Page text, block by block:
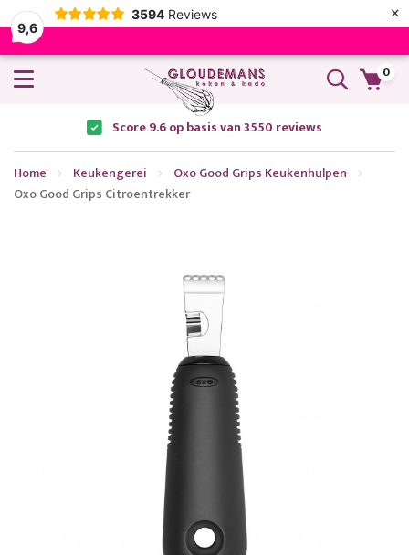
9,6
3594 Reviews ×
0
Score 9.6 op basis van 3550 reviews
Home Keukengerei
Oxo Good Grips Keukenhulpen
Oxo Good Grips Citroentrekker